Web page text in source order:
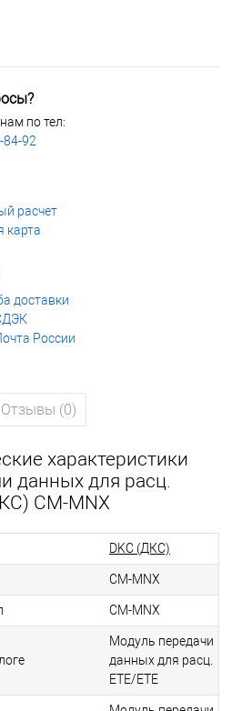
по тел:
84-92
расчет
карта
доставки
России
Отзывы (0)
характеристики
данных для расц.
CM-MNX
DKC (ДКС)
CM-MNX
CM-MNX
Модуль передачи
данных для расц.
ETE/ETE